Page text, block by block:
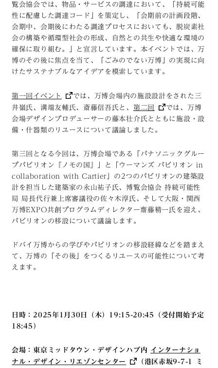
覧会協会では、物品・サービスの調達において、「持続可能
性に配慮した調達コード」を策定し、「会期前の計画段階、
会期中、会期後にわたる調達プロセスにおいても、脱炭素社
会の構築や循環型社会の形成、自然との共生や快適な環境の
確保に取り組む。」と宣言しています。本イベントでは、万
博のその後に焦点を当て、「ごみのでない万博」の実現に向
けたサステナブルなアイデアを模索しています。
第一回イベント
では、万博会場内の施設設計をされた三
井嶺氏、溝端友輔氏、斎藤信吾氏と、 第二回
では、万博
会場デザインプロデューサーの藤本壮介氏とともに施設・設
備・什器類のリユースについて議論しました。
第三回となる今回は、万博会場である「パナソニックグルー
プパビリオン『ノモの国』」と「ウーマンズ パビリオン in
collaboration with Cartier」の2つのパビリオンの建築設
計を担当した建築家の永山祐子氏、博覧会協会 持続可能性
局 局長代行兼上席審議役の佐々木淳氏、そして大阪・関西
万博EXPO共創プログラムディレクター齋藤精一氏を迎え、
パビリオンの移設について議論します。
ドバイ万博からの学びやパビリオンの移設経緯などを踏まえ
て、万博の「その後」をつくるリユースの可能性について考
えます。
日時：2025年1月30日（木）19:15-20:45（受付開始予定
18:45）
会場：東京ミッドタウン・デザインハブ内 インターナショ
ナル・デザイン・リエゾンセンター
（港区赤坂9-7-1 ミ